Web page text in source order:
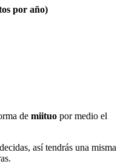
por año)
de miituo por medio el
así tendrás una misma